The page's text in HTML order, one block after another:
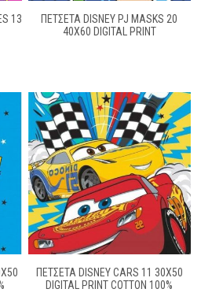
13
ΠΕΤΣΕΤΑ DISNEY PJ MASKS 20
40X60 DIGITAL PRINT
ΠΕΤΣΕΤΑ DISNEY CARS 11 30Χ50
DIGITAL PRINT COTTON 100%